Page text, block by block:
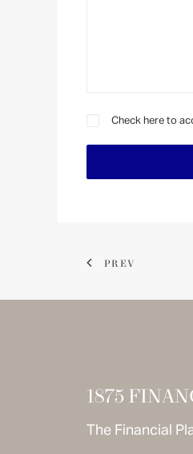
Check here to
PREV
1875
The Financial